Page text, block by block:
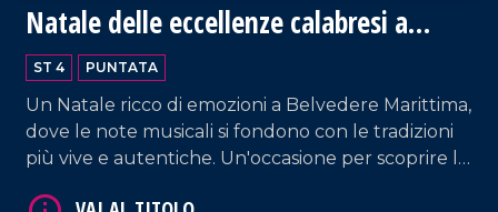
Natale delle eccellenze calabresi a
Belvedere Marittimo
ST 4 PUNTATA
Un Natale ricco di emozioni a Belvedere Marittima,
dove le note musicali si fondono con le tradizioni
più vive e autentiche. Un'occasione per scoprire le
VAI AL TITOLO